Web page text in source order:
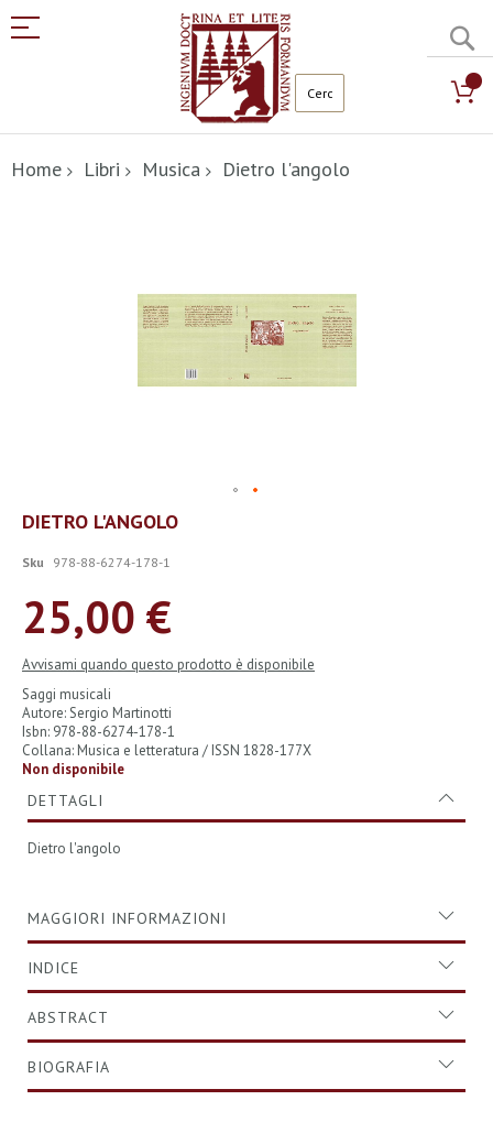
al
contenuto
Home Libri Musica Dietro l'angolo
Vai
all'inizio
galleria
immagini
DIETRO L'ANGOLO
Sku 978-88-6274-178-1
25,00 €
Avvisami quando questo prodotto è disponibile
Saggi musicali
Autore: Sergio Martinotti
Isbn: 978-88-6274-178-1
Collana: Musica e letteratura / ISSN 1828-177X
Non disponibile
DETTAGLI
Dietro l'angolo
MAGGIORI INFORMAZIONI
INDICE
ABSTRACT
BIOGRAFIA